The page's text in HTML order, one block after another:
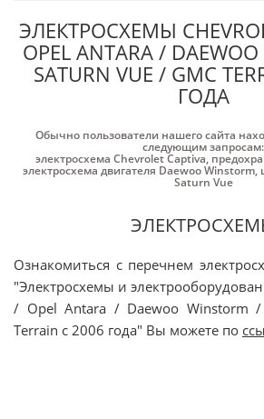
ЭЛЕКТРОСХЕМЫ
OPEL ANTARA /
SATURN VUE / GMC
ГОДА
Обычно пользователи нашего сайта
следующим запросам:
электросхема Chevrolet Captiva,
электросхема двигателя Daewoo Winstorm,
Saturn Vue
Ознакомиться с перечнем
"Электросхемы и
/ Opel Antara / Daewoo Winstorm
Terrain с 2006 года" Вы можете по